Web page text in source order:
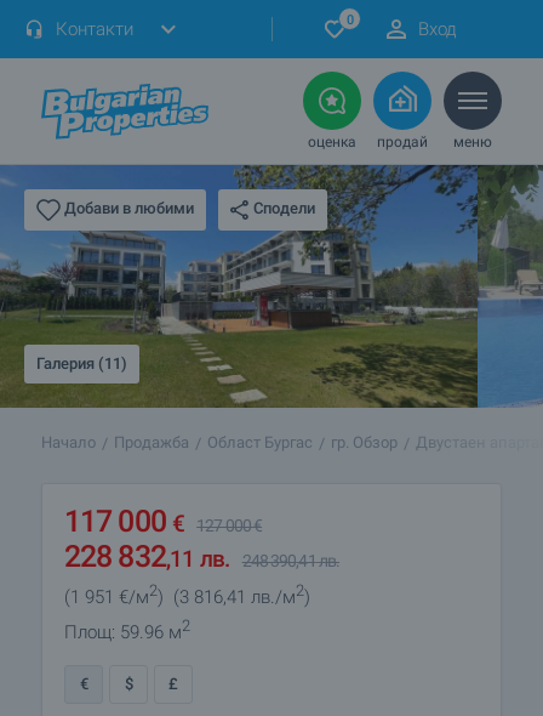
Контакти 0 Вход
оценка продай меню
Добави в любими Сподели
Галерия (11)
Начало Продажба Област Бургас гр. Обзор Двустаен
117 000€ 127 000
228 832,11
(1 951 €/м2) (3 816,41 лв./м2)
Площ: 59.96 м2
€ $ £